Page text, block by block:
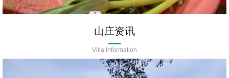
山庄资讯
Villa Information